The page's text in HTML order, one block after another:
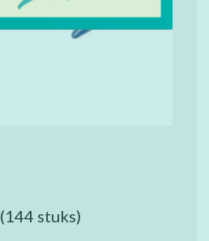
(144 stuks)